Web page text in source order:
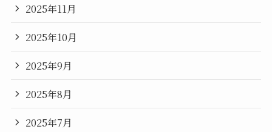
2025年11月
2025年10月
2025年9月
2025年8月
2025年7月